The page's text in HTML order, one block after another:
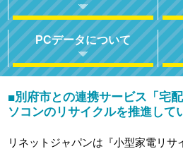
PCデータについて
■別府市との連携サービス「宅
ソコンのリサイクルを推進して
リネットジャパンは『小型家電リ